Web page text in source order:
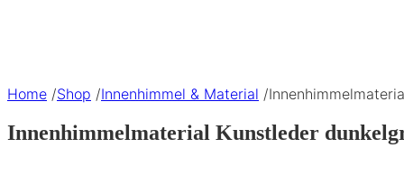
Home /Shop /Innenhimmel & Material /
Innenhimmelmaterial Kunstleder